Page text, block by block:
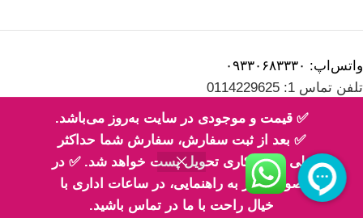
✅ قیمت و موجودی در سایت به‌روز می‌باشد.
✅ بعد از ثبت سفارش، سفارش شما حداکثر
طی 2 روز کاری تحویل پست خواهد شد. ✅ در
صورت نیاز به راهنمایی، در ساعات اداری با
خیال راحت با ما در تماس باشید.
واتس‌اپ: ۰۹۳۳۰۶۸۳۳۳۰
تلفن تماس 1: 0114229625
تلفن تماس 2: ۰۹۳۳۰۶۸۳۳۳۰
اینماد